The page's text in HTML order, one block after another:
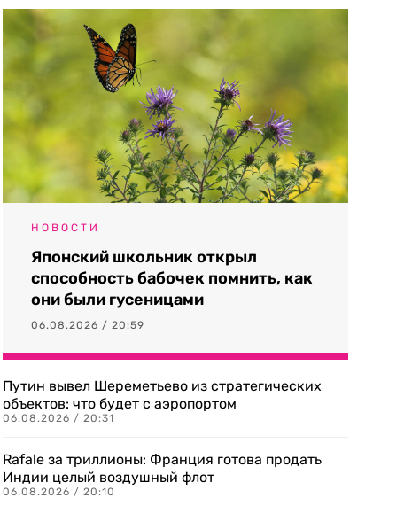
НОВОСТИ
Японский школьник открыл
способность бабочек помнить, как
они были гусеницами
06.08.2026 / 20:59
Путин вывел Шереметьево из стратегических
объектов: что будет с аэропортом
06.08.2026 / 20:31
Rafale за триллионы: Франция готова продать
Индии целый воздушный флот
06.08.2026 / 20:10